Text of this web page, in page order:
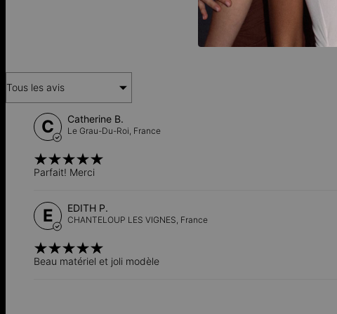
Tous les avis
C Catherine B.
Le Grau-Du-Roi, France
Parfait! Merci
E EDITH P.
CHANTELOUP LES VIGNES, France
Beau matériel et joli modèle